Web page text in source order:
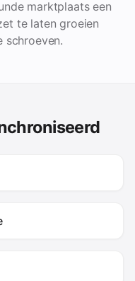
marktplaats een
te laten groeien
schroeven.